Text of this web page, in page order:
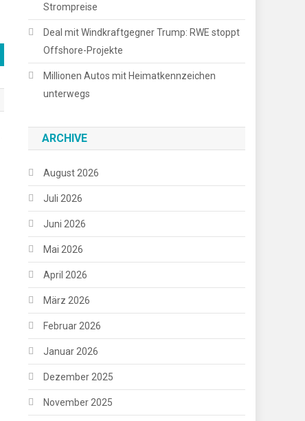
Strompreise
Deal mit Windkraftgegner Trump: RWE stoppt
Offshore-Projekte
Millionen Autos mit Heimatkennzeichen
unterwegs
ARCHIVE
August 2026
Juli 2026
Juni 2026
Mai 2026
April 2026
März 2026
Februar 2026
Januar 2026
Dezember 2025
November 2025